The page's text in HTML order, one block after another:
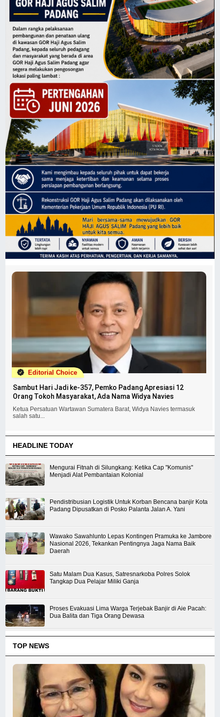
Editorial Choice
Sambut Hari Jadi ke-357, Pemko Padang Apresiasi 12
Orang Tokoh Masyarakat, Ada Nama Widya Navies
Ketua Persatuan Wartawan Sumatera Barat, Widya Navies termasuk
salah satu...
HEADLINE TODAY
Mengurai Fitnah di Silungkang: Ketika Cap "Komunis"
Menjadi Alat Pembantaian Kolonial
Pendistribusian Logistik Untuk Korban Bencana banjir Kota
Padang Dipusatkan di Posko Palanta Jalan A. Yani
Wawako Sawahlunto Lepas Kontingen Pramuka ke Jambore
Nasional 2026, Tekankan Pentingnya Jaga Nama Baik
Daerah
Satu Malam Dua Kasus, Satresnarkoba Polres Solok
Tangkap Dua Pelajar Miliki Ganja
Proses Evakuasi Lima Warga Terjebak Banjir di Aie Pacah:
Dua Balita dan Tiga Orang Dewasa
TOP NEWS